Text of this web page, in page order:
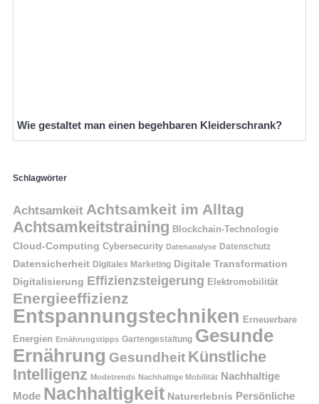
Wie gestaltet man einen begehbaren Kleiderschrank?
Schlagwörter
Achtsamkeit Achtsamkeit im Alltag
Achtsamkeitstraining Blockchain-Technologie
Cloud-Computing Cybersecurity Datenanalyse Datenschutz
Datensicherheit Digitales Marketing Digitale Transformation
Digitalisierung Effizienzsteigerung Elektromobilität
Energieeffizienz
Entspannungstechniken Erneuerbare
Energien Ernährungstipps Gartengestaltung Gesunde
Ernährung Gesundheit Künstliche
Intelligenz Modetrends Nachhaltige Mobilität Nachhaltige
Mode Nachhaltigkeit Naturerlebnis Persönliche